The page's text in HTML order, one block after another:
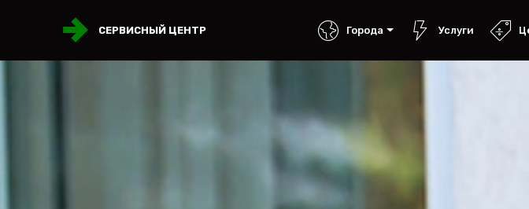
СЕРВИСНЫЙ ЦЕНТР Города Услуги